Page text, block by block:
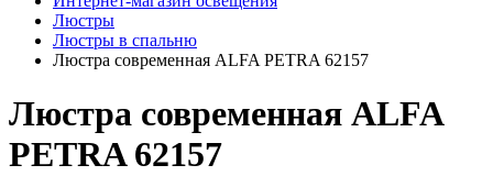
Люстры
Люстры в спальню
Люстра современная ALFA PETRA 62157
Люстра современная ALFA
PETRA 62157